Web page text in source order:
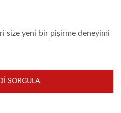
size yeni bir pişirme deneyimi
SORGULA